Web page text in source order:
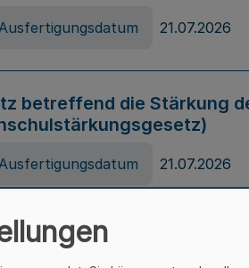
21.07.2026
betreffend die Stärkung
21.07.2026
zur Vermeidung von